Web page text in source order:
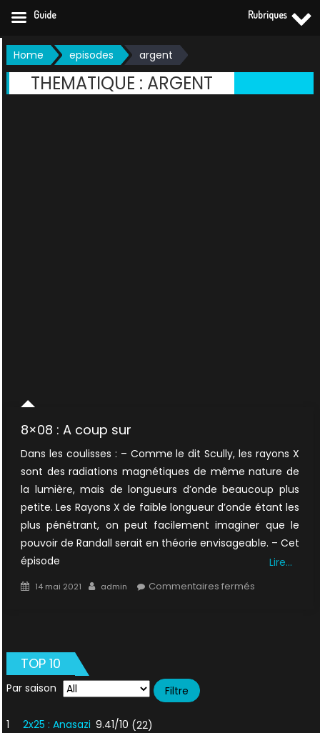
Skip
to
content
Home episodes argent
THEMATIQUE : ARGENT
8×08 : A coup sur
Dans les coulisses : – Comme le dit Scully, les rayons X
sont des radiations magnétiques de même nature de
la lumière, mais de longueurs d’onde beaucoup plus
petite. Les Rayons X de faible longueur d’onde étant les
plus pénétrant, on peut facilement imaginer que le
pouvoir de Randall serait en théorie envisageable. – Cet
épisode
Lire…
Posted
14 mai 2021 Author
admin Commentaires ferméssur
TOP 10
Par saison
1 2x25 : Anasazi 9.41/10 (22)
Guide Rubriques